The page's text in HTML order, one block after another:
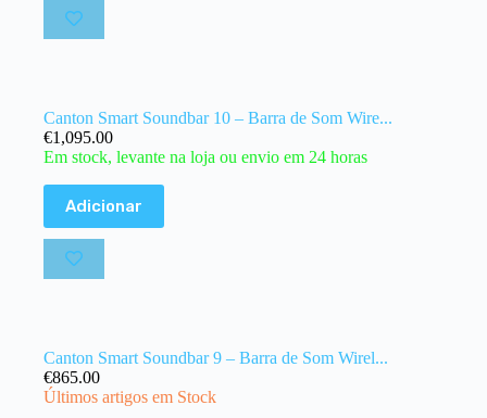
Canton Smart Soundbar 10 – Barra de Som Wire...
€1,095.00
Em stock, levante na loja ou envio em 24 horas
Adicionar
Canton Smart Soundbar 9 – Barra de Som Wirel...
€865.00
Últimos artigos em Stock